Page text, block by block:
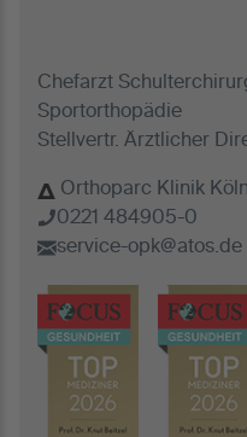
Chefarzt
Sportorthopädie
Stellvertr. Ärztlicher
Orthoparc Klinik Köln
0221 484905-0
service-opk@atos.de